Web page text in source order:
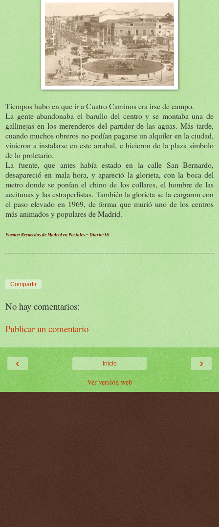
Tiempos hubo en que ir a Cuatro Caminos era irse de campo.
La gente abandonaba el barullo del centro y se montaba una de
gallinejas en los merenderos del partidor de las aguas. Más tarde,
cuando muchos obreros no podían pagarse un alquiler en la ciudad,
vinieron a instalarse en este arrabal, e hicieron de la plaza símbolo
de lo proletario.
La fuente, que antes había estado en la calle San Bernardo,
desapareció en mala hora, y apareció la glorieta, con la boca del
metro donde se ponían el chino de los collares, el hombre de las
aceitunas y las estraperlistas. También la glorieta se la cargaron con
el paso elevado en 1969, de forma que murió uno de los centros
más animados y populares de Madrid.
Fuente: Recuerdos de Madrid en Postales – Diario-16
Compartir
No hay comentarios:
Publicar un comentario
‹ ›
Inicio
Ver versión web